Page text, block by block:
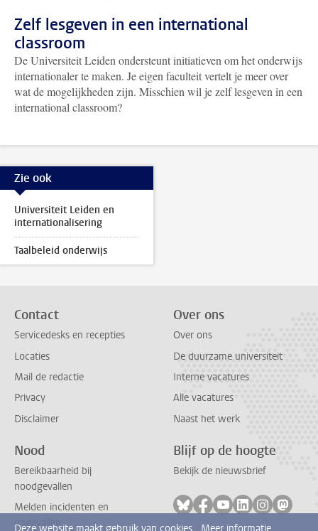
Zelf lesgeven in een international
classroom
De Universiteit Leiden ondersteunt initiatieven om het onderwijs
internationaler te maken. Je eigen faculteit vertelt je meer over
wat de mogelijkheden zijn. Misschien wil je zelf lesgeven in een
international classroom?
Zie ook
Universiteit Leiden en
internationalisering
Taalbeleid onderwijs
Contact
Servicedesks en recepties
Locaties
Mail de redactie
Privacy
Disclaimer
Over ons
Over ons
De duurzame universiteit
Interne vacatures
Alle vacatures
Naast het werk
Nood
Bereikbaarheid bij
noodgevallen
Melden incidenten en
ongevallen
Blijf op de hoogte
Bekijk de nieuwsbrief
Volg ons op bluesky
Volg ons op facebook
Volg ons op
Volg ons op
Volg ons
Volg